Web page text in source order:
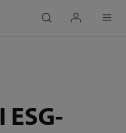
ESG-